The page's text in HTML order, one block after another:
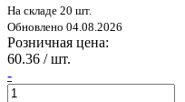
На складе 20 шт.
Обновлено 04.08.2026
Розничная цена:
60.36 / шт.
-